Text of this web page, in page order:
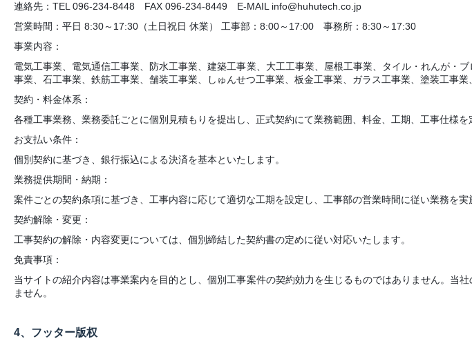
連絡先：TEL 096-234-8448 FAX 096-234-8449 E-MAIL info@huhutech.co.jp
営業時間：平日 8:30～17:30（土日祝日 休業） 工事部：8:00～17:00 事務所：8:30～17:30
事業内容：
電気工事業、電気通信工事業、防水工事業、建築工事業、大工工事業、屋根工事業、タイル・れんが
事業、石工事業、鉄筋工事業、舗装工事業、しゅんせつ工事業、板金工事業、ガラス工事業、塗装工事
契約・料金体系：
各種工事業務、業務委託ごとに個別見積もりを提出し、正式契約にて業務範囲、料金、工期、工事仕様を
お支払い条件：
個別契約に基づき、銀行振込による決済を基本といたします。
業務提供期間・納期：
案件ごとの契約条項に基づき、工事内容に応じて適切な工期を設定し、工事部の営業時間に従い業務を実
契約解除・変更：
工事契約の解除・内容変更については、個別締結した契約書の定めに従い対応いたします。
免責事項：
当サイトの紹介内容は事業案内を目的とし、個別工事案件の契約効力を生じるものではありません。
ません。
4、 フッター版权